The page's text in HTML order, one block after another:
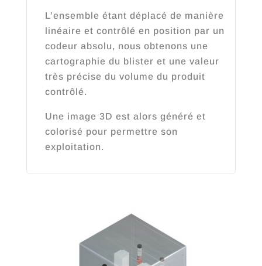
L’ensemble étant déplacé de manière
linéaire et contrôlé en position par un
codeur absolu, nous obtenons une
cartographie du blister et une valeur
très précise du volume du produit
contrôlé.
Une image 3D est alors généré et
colorisé pour permettre son
exploitation.